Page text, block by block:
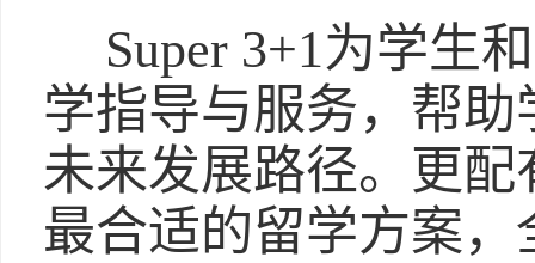
Super 3+1为学生
学指导与服务，帮
未来发展路径。更
最合适的留学方案